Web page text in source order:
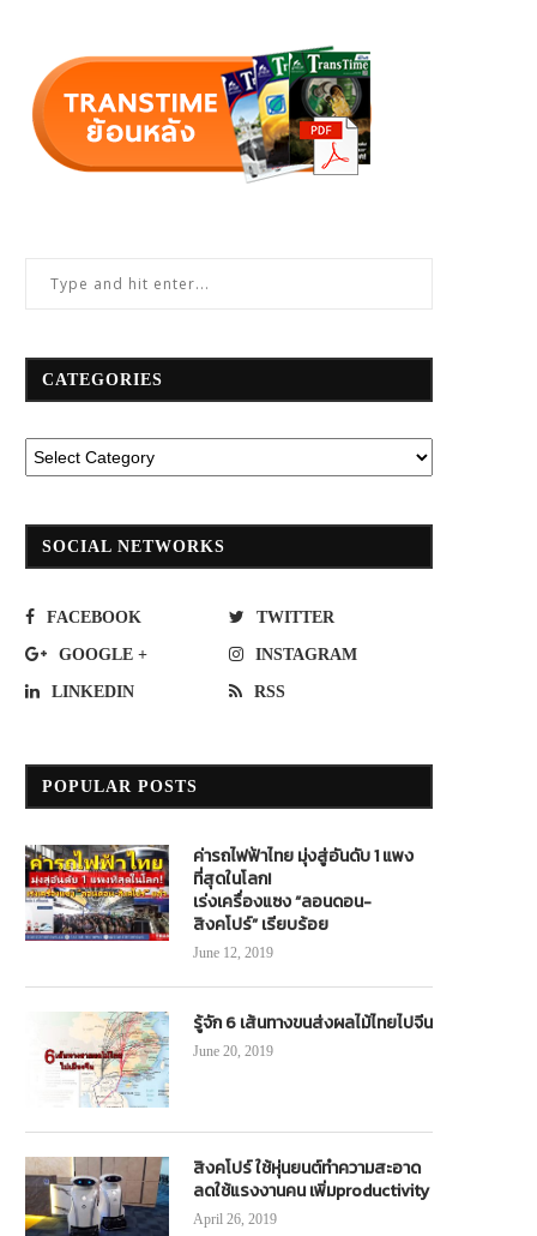
กรมการขนส่งทางราง ลงพื้นที่โครงการ
ก่อสร้างรถไฟฟ้าสายสีชมพู
August 19, 2022
July 18, 2026
CATEGORIES
SOCIAL NETWORKS
FACEBOOK TWITTER
GOOGLE + INSTAGRAM
LINKEDIN RSS
POPULAR POSTS
ค่ารถไฟฟ้าไทย มุ่งสู่อันดับ 1 แพง
ที่สุดในโลก!
เร่งเครื่องแซง “ลอนดอน-
สิงคโปร์” เรียบร้อย
June 12, 2019
รู้จัก 6 เส้นทางขนส่งผลไม้ไทยไปจีน
June 20, 2019
สิงคโปร์ ใช้หุ่นยนต์ทำความสะอาด
ลดใช้แรงงานคน เพิ่มproductivity
April 26, 2019